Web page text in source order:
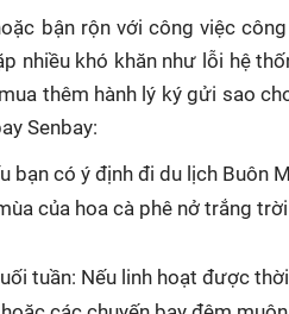
bận rộn với công việc
nhiều khó khăn như lỗi hệ
thêm hành lý ký gửi sao
Senbay:
có ý định đi du lịch Buôn
của hoa cà phê nở trắng
tuần: Nếu linh hoạt được